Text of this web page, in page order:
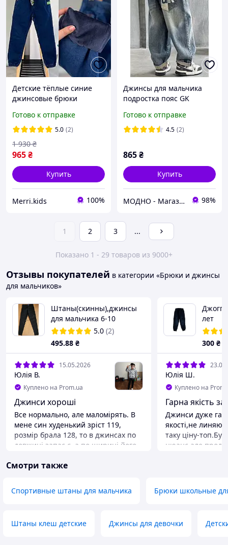
Детские тёплые синие
джинсовые брюки
164см флисе для
мальчиков, зимние
джинсы подростковые
Готово к отправке
5.0 (2)
965₴
1 930 ₴
Купить
Merri.kids 100%
Джинсы для мальчика
подростка пояс GK
Готово к отправке
4.5 (2)
865₴
Купить
МОДНО - Магазин детской и женской одежды и обуви 98%
1 2 3 ...
Показано 1 - 29 товаров из 9000+
Отзывы покупателей в категории «Брюки и джинсы
для мальчиков»
Штаны(скинны),джинсы
для мальчика 6-10
лет(черные) розн
пр.Турция
5.0 (2)
495.88 ₴
15.05.2026
Юлія В.
Куплено на Prom.ua
Джинси хороші
Все нормально, але маломірять. В
мене син худенький зріст 119,
розмір брала 128, то в джинсах по
довжині запас є, а по ширині його
лет
300 ₴
Юлія Ш.
Куплено на
Гарна якість за
Джинси дуже
якості,не
таку ціну-
нюанс,але
Смотри также
Спортивные штаны для мальчика Брюки школьные
Штаны клеш детские Джинсы для девочки